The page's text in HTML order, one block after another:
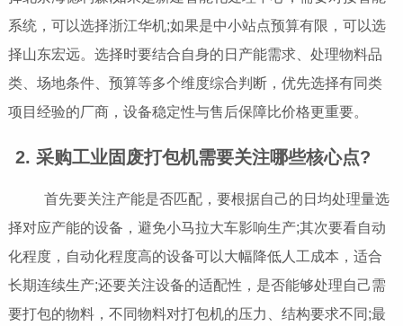
系统，可以选择浙江华机;如果是中小站点预算有限，可以选
择山东宏远。选择时要结合自身的日产能需求、处理物料品
类、场地条件、预算等多个维度综合判断，优先选择有同类
项目经验的厂商，设备稳定性与售后保障比价格更重要。
2. 采购工业固废打包机需要关注哪些核心点?
首先要关注产能是否匹配，要根据自己的日均处理量选
择对应产能的设备，避免小马拉大车影响生产;其次要看自动
化程度，自动化程度高的设备可以大幅降低人工成本，适合
长期连续生产;还要关注设备的适配性，是否能够处理自己需
要打包的物料，不同物料对打包机的压力、结构要求不同;最